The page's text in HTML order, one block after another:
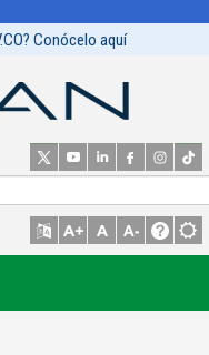
Conócelo aquí